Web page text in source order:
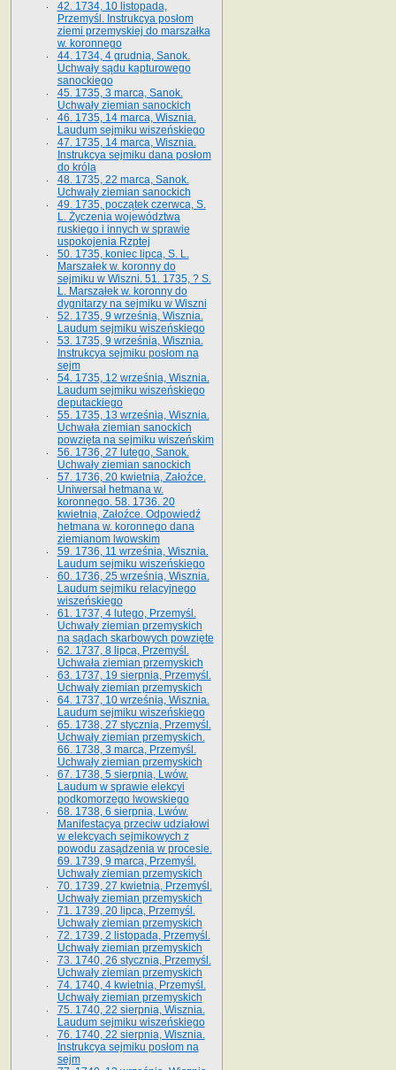
42. 1734, 10 listopada,
Przemyśl. Instrukcya posłom
ziemi przemyskiej do marszałka
w. koronnego
44. 1734, 4 grudnia, Sanok.
Uchwały sądu kapturowego
sanockiego
45. 1735, 3 marca, Sanok.
Uchwały ziemian sanockich
46. 1735, 14 marca, Wisznia.
Laudum sejmiku wiszeńskiego
47. 1735, 14 marca, Wisznia.
Instrukcya sejmiku dana posłom
do króla
48. 1735, 22 marca, Sanok.
Uchwały ziemian sanockich
49. 1735, początek czerwca, S.
L. Życzenia województwa
ruskiego i innych w sprawie
uspokojenia Rzptej
50. 1735, koniec lipca, S. L.
Marszałek w. koronny do
sejmiku w Wiszni. 51. 1735, ? S.
L. Marszałek w. koronny do
dygnitarzy na sejmiku w Wiszni
52. 1735, 9 września, Wisznia.
Laudum sejmiku wiszeńskiego
53. 1735, 9 września, Wisznia.
Instrukcya sejmiku posłom na
sejm
54. 1735, 12 września, Wisznia.
Laudum sejmiku wiszeńskiego
deputackiego
55. 1735, 13 września, Wisznia.
Uchwała ziemian sanockich
powzięta na sejmiku wiszeńskim
56. 1736, 27 lutego, Sanok.
Uchwały ziemian sanockich
57. 1736, 20 kwietnia, Załoźce.
Uniwersał hetmana w.
koronnego. 58. 1736. 20
kwietnia, Załoźce. Odpowiedź
hetmana w. koronnego dana
ziemianom lwowskim
59. 1736, 11 września, Wisznia.
Laudum sejmiku wiszeńskiego
60. 1736, 25 września, Wisznia.
Laudum sejmiku relacyjnego
wiszeńskiego
61. 1737, 4 lutego, Przemyśl.
Uchwały ziemian przemyskich
na sądach skarbowych powzięte
62. 1737, 8 lipca, Przemyśl.
Uchwała ziemian przemyskich
63. 1737, 19 sierpnia, Przemyśl.
Uchwały ziemian przemyskich
64. 1737, 10 września, Wisznia.
Laudum sejmiku wiszeńskiego
65. 1738, 27 stycznia, Przemyśl.
Uchwały ziemian przemyskich­­.
66. 1738, 3 marca, Przemyśl.
Uchwały ziemian przemyskich­
67. 1738, 5 sierpnia, Lwów.
Laudum w sprawie elekcyi
podkomorzego lwowskiego
68. 1738, 6 sierpnia, Lwów.
Manifestacya przeciw udziałowi
w elekcyach sejmikowych z
powodu zasądzenia w procesie.
69. 1739, 9 marca, Przemyśl.
Uchwały ziemian przemyskich
70. 1739, 27 kwietnia, Przemyśl.
Uchwały ziemian przemyskich
71. 1739, 20 lipca, Przemyśl.
Uchwały ziemian przemyskich
72. 1739, 2 listopada, Przemyśl.
Uchwały ziemian przemyskich
73. 1740, 26 stycznia, Przemyśl.
Uchwały ziemian przemyskich
74. 1740, 4 kwietnia, Przemyśl.
Uchwały ziemian przemyskich
75. 1740, 22 sierpnia, Wisznia.
Laudum sejmiku wiszeńskiego
76. 1740, 22 sierpnia, Wisznia.
Instrukcya sejmiku posłom na
sejm